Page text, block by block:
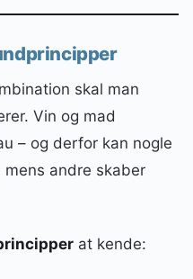
skal man
Vin og mad
– og derfor kan nogle
andre skaber
at kende: